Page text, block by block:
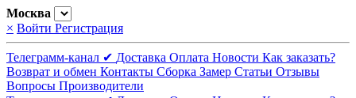
Москва
× Войти Регистрация
Телеграмм-канал ✔ Доставка Оплата Новости Как заказать?
Возврат и обмен Контакты Сборка Замер Статьи Отзывы
Вопросы Производители